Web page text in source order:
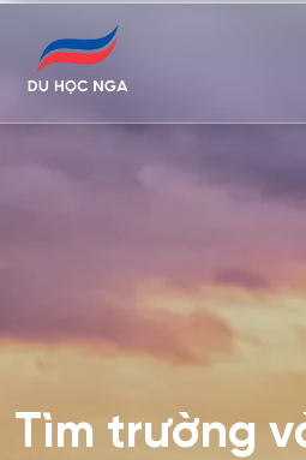
Tìm trường